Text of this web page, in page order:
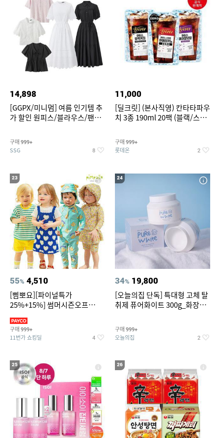
14,898
[GGPX/미니멈] 여름 인기템 추
가 할인 원피스/블라우스/팬츠
구매 999+
SSG 8
11,000
[딜크릿] (본사직영) 칸타타파우
치 3종 190ml 20팩 (블랙/스위
구매 999+
롯데온 2
23
55% 4,510
[삠뽀요][파이널특가
25%+15%] 썸머시즌오프
영복/티셔츠/
구매 999+
11번가 쇼킹딜 4
24
34% 19,800
[오늘의집 단독] 특대형 고체 탈
취제 퓨어화이트 300g_화장실
구매 999+
오늘의집 2
25 26